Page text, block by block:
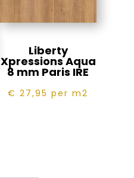
Liberty
Xpressions Aqua
8 mm Paris IRE
€ 27,95per m2